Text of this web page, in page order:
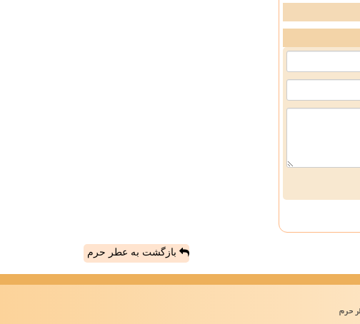
بازگشت به عطر حرم
حرم